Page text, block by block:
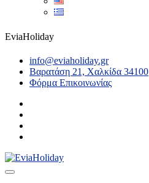
EviaHoliday
info@eviaholiday.gr
Βαρατάση 21, Χαλκίδα 34100
Φόρμα Επικοινωνίας